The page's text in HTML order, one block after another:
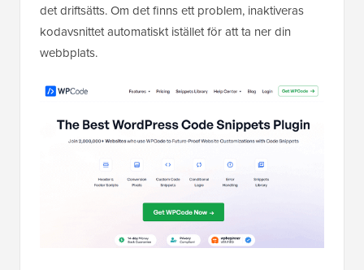
det driftsätts. Om det finns ett problem, inaktiveras
kodavsnittet automatiskt istället för att ta ner din
webbplats.